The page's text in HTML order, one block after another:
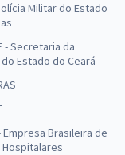
Militar do Estado
- Secretaria da
Estado do Ceará
Empresa Brasileira de